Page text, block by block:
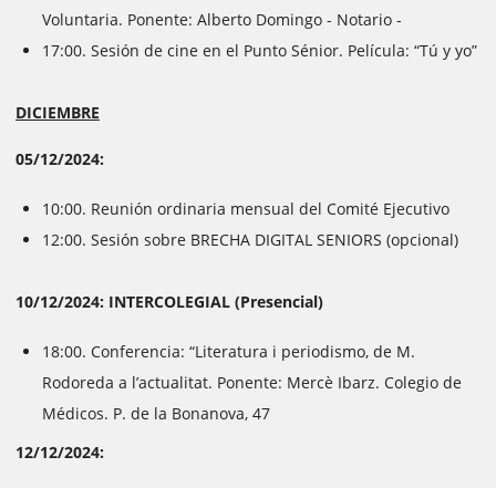
Voluntaria. Ponente: Alberto Domingo - Notario -
17:00. Sesión de cine en el Punto Sénior. Película: “Tú y yo”
DICIEMBRE
05/12/2024:
10:00. Reunión ordinaria mensual del Comité Ejecutivo
12:00. Sesión sobre BRECHA DIGITAL SENIORS (opcional)
10/12/2024: INTERCOLEGIAL (Presencial)
18:00. Conferencia: “Literatura i periodismo, de M.
Rodoreda a l’actualitat. Ponente: Mercè Ibarz. Colegio de
Médicos. P. de la Bonanova, 47
12/12/2024: